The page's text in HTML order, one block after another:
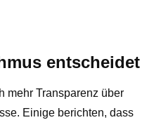
entscheidet
mehr Transparenz über
Einige berichten, dass